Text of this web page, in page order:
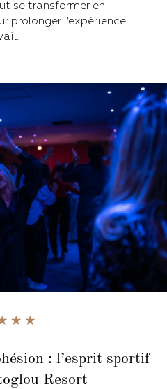
se transformer en
prolonger l’expérience
: l’esprit sportif
Resort